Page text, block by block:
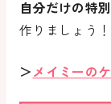
自分だけの特
作りましょう！
＞メイミーの